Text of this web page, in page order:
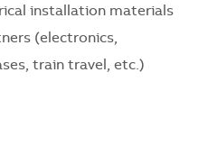
installation materials
(electronics,
train travel, etc.)